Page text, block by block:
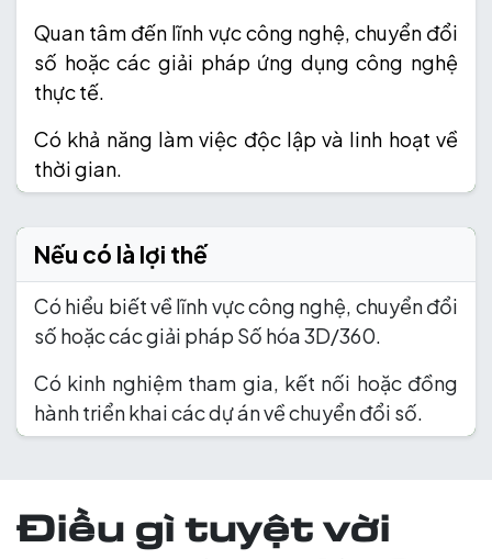
Quan tâm đến lĩnh vực công nghệ, chuyển đổi
số hoặc các giải pháp ứng dụng công nghệ
thực tế.
Có khả năng làm việc độc lập và linh hoạt về
thời gian.
Nếu có là lợi thế
Có hiểu biết về lĩnh vực công nghệ, chuyển đổi
số hoặc các giải pháp Số hóa 3D/360.
Có kinh nghiệm tham gia, kết nối hoặc đồng
hành triển khai các dự án về chuyển đổi số.
Điều gì tuyệt vời